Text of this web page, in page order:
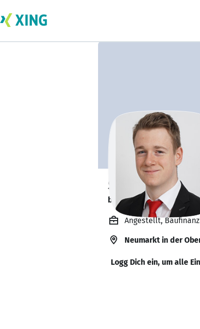
Simon Scharpf
bildet sich zurzeit weiter.
Angestellt,
Neumarkt in der
Logg Dich ein, um alle